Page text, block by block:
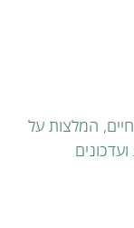
המלצות על